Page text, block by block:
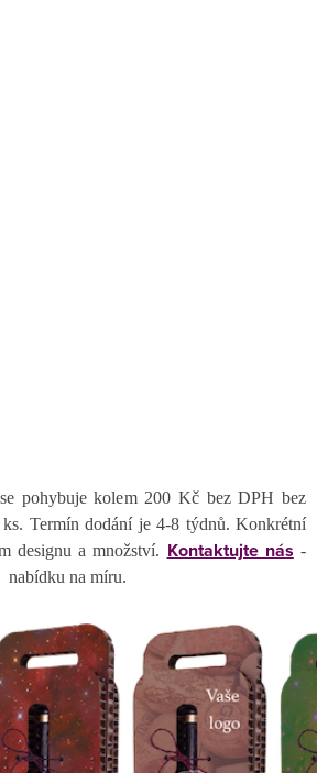
pohybuje kolem 200 Kč bez DPH bez
Termín dodání je 4-8 týdnů. Konkrétní
designu a množství. Kontaktujte nás -
nabídku na míru.